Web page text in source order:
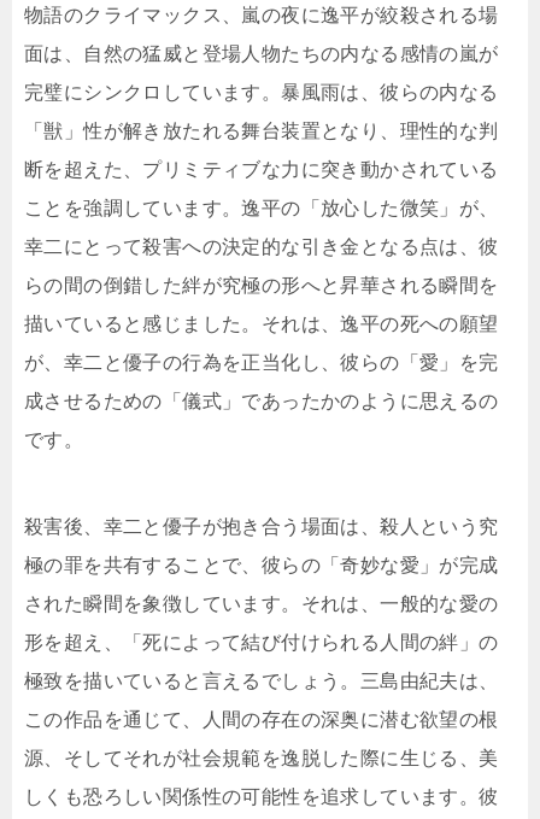
物語のクライマックス、嵐の夜に逸平が絞殺される場
面は、自然の猛威と登場人物たちの内なる感情の嵐が
完璧にシンクロしています。暴風雨は、彼らの内なる
「獣」性が解き放たれる舞台装置となり、理性的な判
断を超えた、プリミティブな力に突き動かされている
ことを強調しています。逸平の「放心した微笑」が、
幸二にとって殺害への決定的な引き金となる点は、彼
らの間の倒錯した絆が究極の形へと昇華される瞬間を
描いていると感じました。それは、逸平の死への願望
が、幸二と優子の行為を正当化し、彼らの「愛」を完
成させるための「儀式」であったかのように思えるの
です。
殺害後、幸二と優子が抱き合う場面は、殺人という究
極の罪を共有することで、彼らの「奇妙な愛」が完成
された瞬間を象徴しています。それは、一般的な愛の
形を超え、「死によって結び付けられる人間の絆」の
極致を描いていると言えるでしょう。三島由紀夫は、
この作品を通じて、人間の存在の深奥に潜む欲望の根
源、そしてそれが社会規範を逸脱した際に生じる、美
しくも恐ろしい関係性の可能性を追求しています。彼